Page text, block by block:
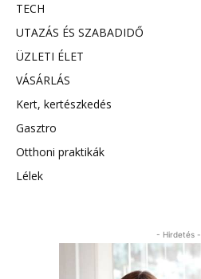
TECH
UTAZÁS ÉS SZABADIDŐ
ÜZLETI ÉLET
VÁSÁRLÁS
Kert, kertészkedés
Gasztro
Otthoni praktikák
Lélek
- Hirdetés -